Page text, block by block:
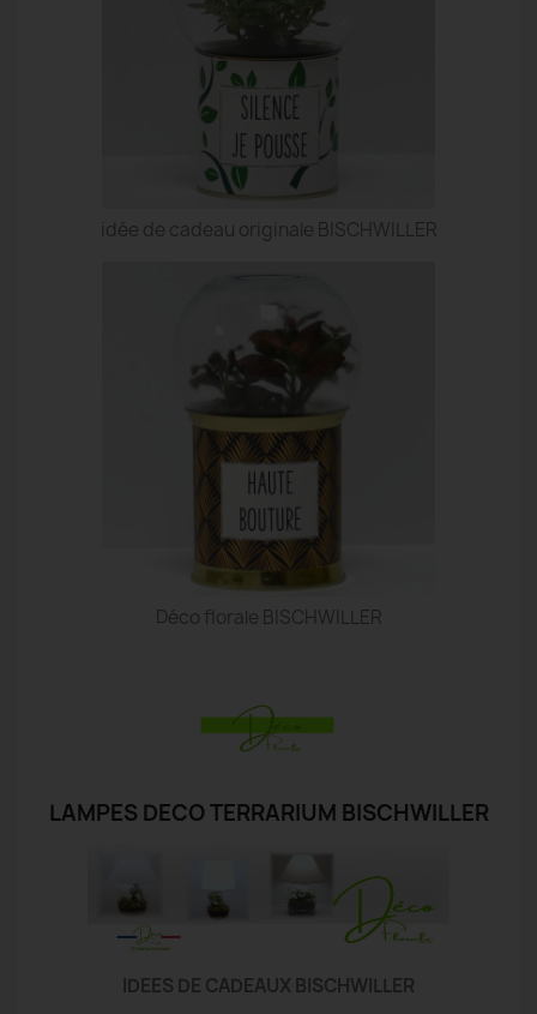
idée de cadeau originale BISCHWILLER
Déco florale BISCHWILLER
LAMPES DECO TERRARIUM BISCHWILLER
IDEES DE CADEAUX BISCHWILLER